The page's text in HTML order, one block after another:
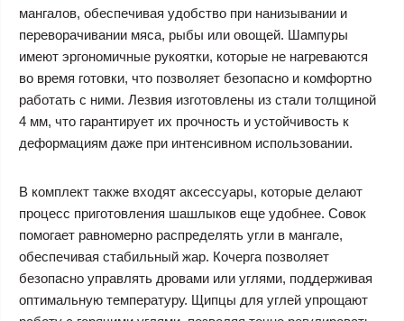
мангалов, обеспечивая удобство при нанизывании и
переворачивании мяса, рыбы или овощей. Шампуры
имеют эргономичные рукоятки, которые не нагреваются
во время готовки, что позволяет безопасно и комфортно
работать с ними. Лезвия изготовлены из стали толщиной
4 мм, что гарантирует их прочность и устойчивость к
деформациям даже при интенсивном использовании.
В комплект также входят аксессуары, которые делают
процесс приготовления шашлыков еще удобнее. Совок
помогает равномерно распределять угли в мангале,
обеспечивая стабильный жар. Кочерга позволяет
безопасно управлять дровами или углями, поддерживая
оптимальную температуру. Щипцы для углей упрощают